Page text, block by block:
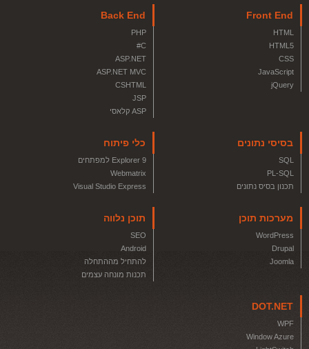
Front End
HTML
HTML5
CSS
JavaScript
jQuery
Back End
PHP
C#
ASP.NET
ASP.NET MVC
CSHTML
JSP
ASP קלאסי
בסיסי נתונים
SQL
PL-SQL
תכנון בסיס נתונים
כלי פיתוח
Explorer 9 למפתחים
Webmatrix
Visual Studio Express
מערכות תוכן
WordPress
Drupal
Joomla
תוכן נלווה
SEO
Android
להתחיל מההתחלה
תכנות מונחה עצמים
DOT.NET
WPF
Window Azure